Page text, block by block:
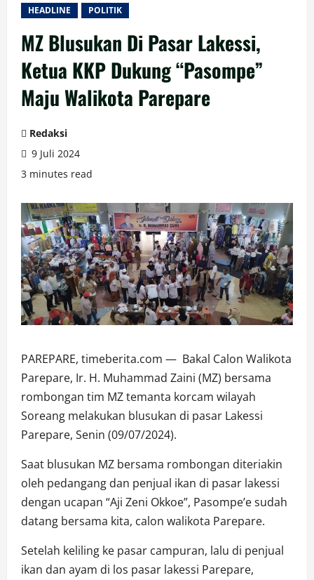
HEADLINE POLITIK
MZ Blusukan Di Pasar Lakessi,
Ketua KKP Dukung “Pasompe”
Maju Walikota Parepare
Redaksi
9 Juli 2024
3 minutes read
PAREPARE, timeberita.com — Bakal Calon Walikota
Parepare, Ir. H. Muhammad Zaini (MZ) bersama
rombongan tim MZ temanta korcam wilayah
Soreang melakukan blusukan di pasar Lakessi
Parepare, Senin (09/07/2024).
Saat blusukan MZ bersama rombongan diteriakin
oleh pedangang dan penjual ikan di pasar lakessi
dengan ucapan “Aji Zeni Okkoe”, Pasompe’e sudah
datang bersama kita, calon walikota Parepare.
Setelah keliling ke pasar campuran, lalu di penjual
ikan dan ayam di los pasar lakessi Parepare,